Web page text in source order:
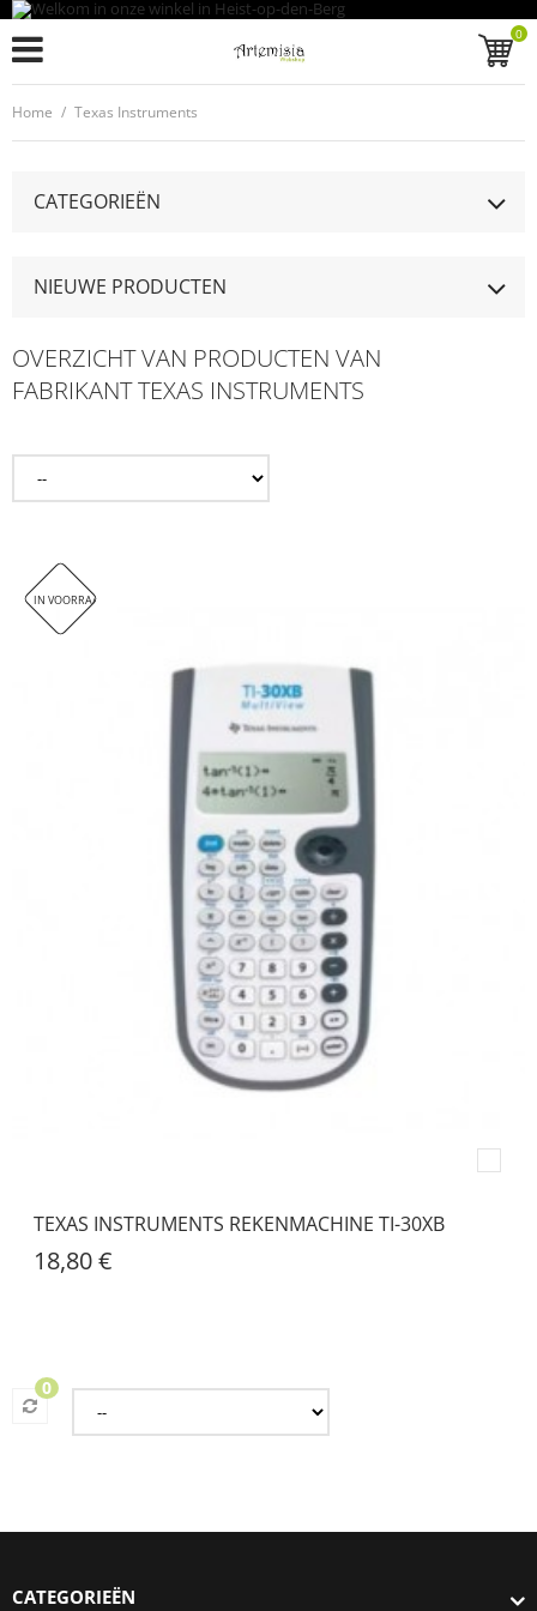
0
Home / Texas Instruments
CATEGORIEËN
NIEUWE PRODUCTEN
OVERZICHT VAN PRODUCTEN VAN
FABRIKANT TEXAS INSTRUMENTS
IN VOORRAAD
TEXAS INSTRUMENTS REKENMACHINE TI-30XB
18,80 €
0
CATEGORIEËN